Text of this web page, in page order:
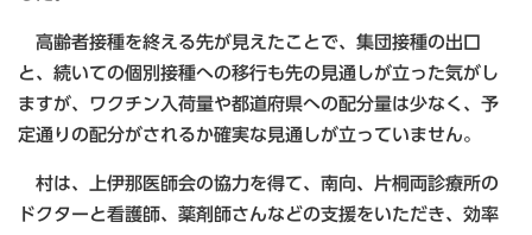
高齢者接種を終える先が見えたことで、集団接種の出口
と、続いての個別接種への移行も先の見通しが立った気がし
ますが、ワクチン入荷量や都道府県への配分量は少なく、予
定通りの配分がされるか確実な見通しが立っていません。
村は、上伊那医師会の協力を得て、南向、片桐両診療所の
ドクターと看護師、薬剤師さんなどの支援をいただき、効率